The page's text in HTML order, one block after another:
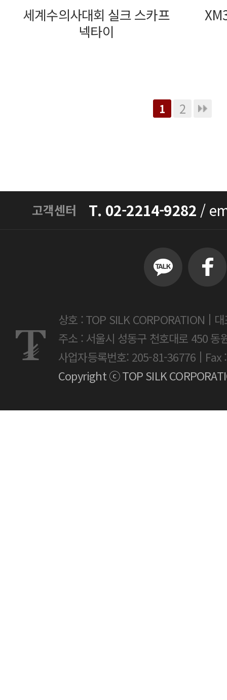
세계수의사대회 실크 스카프
넥타이
1 2
고객센터 T. 02-2214-9282 /
상호 : TOP SILK CORPORATION |
주소 : 서울시 성동구 천호대로 450 동
사업자등록번호: 205-81-36776 | Fax
Copyright ⓒ TOP SILK